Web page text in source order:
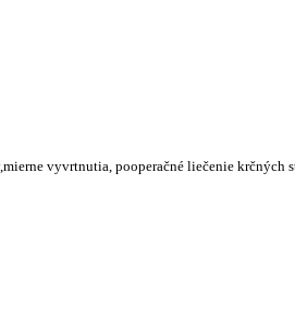
vyvrtnutia, pooperačné liečenie krčných